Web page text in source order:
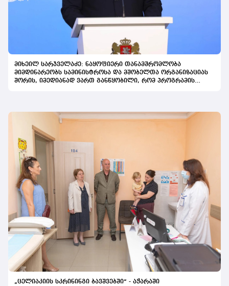
მიხეილ სარჯველაძე: ნაყოფიერი თანამშრომლობა
მიმდინარეობს სამინისტროსა და მშობელთა ორგანიზაციას
შორის, იმედიანად ვართ განწყობილი, რომ პროგრამის
„ცელიაკიის სკრინინგი ბავშვებში“ - აჭარაში